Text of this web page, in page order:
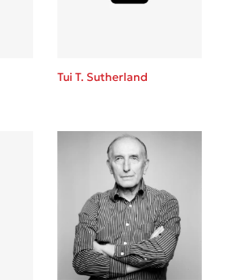
Tui T. Sutherland